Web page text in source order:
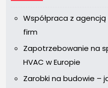
Współpraca z
firm
Zapotrzebowanie na
HVAC w Europie
Zarobki na budowie –